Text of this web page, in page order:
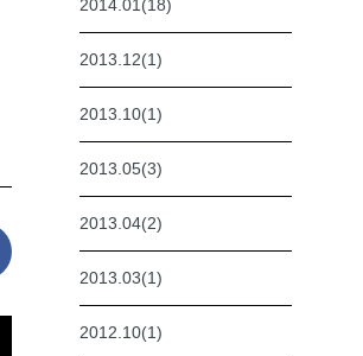
2014.01(18)
2013.12(1)
2013.10(1)
2013.05(3)
2013.04(2)
2013.03(1)
2012.10(1)